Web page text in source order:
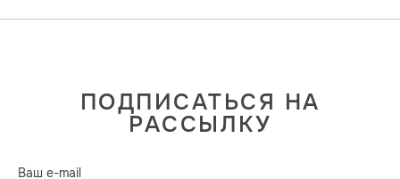
ПОДПИСАТЬСЯ НА
РАССЫЛКУ
Ваш e-mail